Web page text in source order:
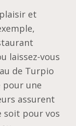
et
laissez-vous
de Turpio
pour une
assurent
soit pour vos